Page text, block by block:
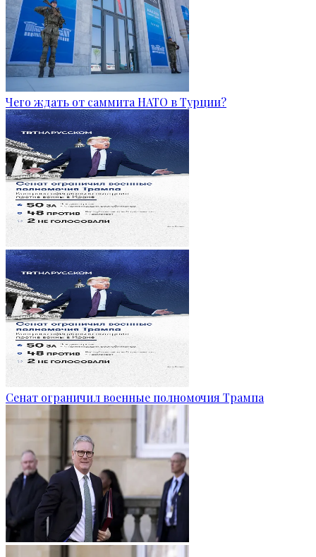
Чего ждать от саммита НАТО в Турции?
Сенат ограничил военные полномочия Трампа